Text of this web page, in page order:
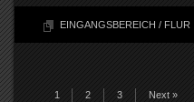
EINGANGSBEREICH / FLUR
1 2 3 Next »